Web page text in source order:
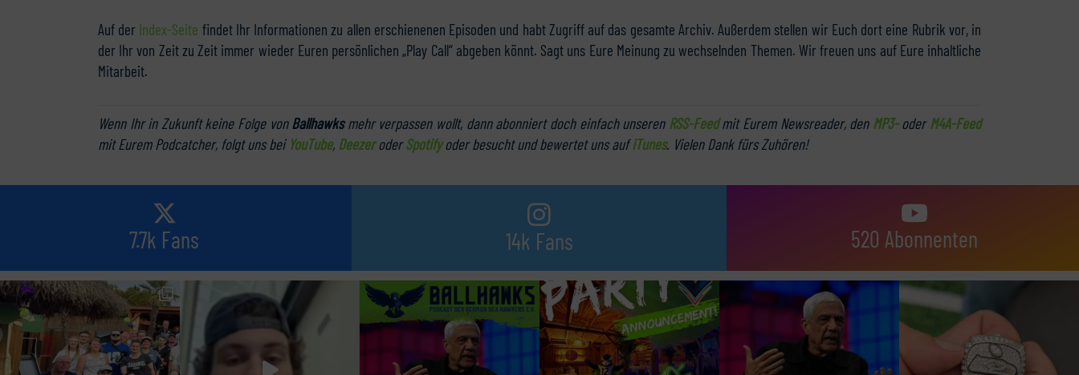
Auf der Index-Seite findet Ihr Informationen zu allen erschienenen Episoden und habt Zugriff auf das gesamte Archiv. Außerdem stellen wir Euch dort eine Rubrik vor, in
der Ihr von Zeit zu Zeit immer wieder Euren persönlichen „Play Call“ abgeben könnt. Sagt uns Eure Meinung zu wechselnden Themen. Wir freuen uns auf Eure inhaltliche
Mitarbeit.
Wenn Ihr in Zukunft keine Folge vonBallhawksmehr verpassen wollt, dann abonniert doch einfach unseren RSS-Feedmit Eurem Newsreader, den MP3-oder M4A-Feed
mit Eurem Podcatcher, folgt uns bei YouTube, DeezeroderSpotifyoder besucht und bewertet uns aufiTunes. Vielen Dank fürs Zuhören!
7.7k Fans 14k Fans 520 Abonnenten